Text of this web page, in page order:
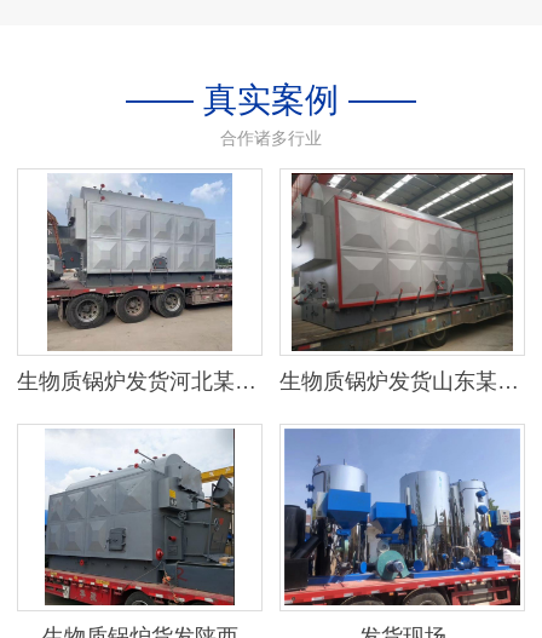
—— 真实案例 ——
合作诸多行业
生物质锅炉发货河北某地区 生物质锅炉发货山东某公司